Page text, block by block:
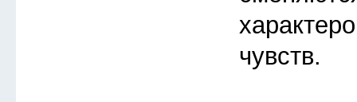
чувств.